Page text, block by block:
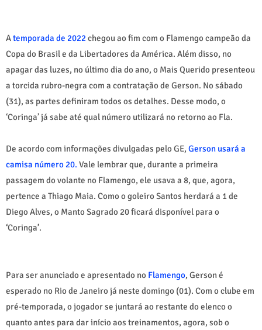
Atemporada de 2022 chegou ao fim com o Flamengo campeão da
Copa do Brasil e da Libertadores da América. Além disso, no
apagar das luzes, no último dia do ano, o Mais Querido presenteou
a torcida rubro-negra com a contratação de Gerson. No sábado
(31), as partes definiram todos os detalhes. Desse modo, o
‘Coringa’ já sabe até qual número utilizará no retorno ao Fla.
De acordo com informações divulgadas pelo GE, Gerson usará a
camisa número 20. Vale lembrar que, durante a primeira
passagem do volante no Flamengo, ele usava a 8, que, agora,
pertence a Thiago Maia. Como o goleiro Santos herdará a 1 de
Diego Alves, o Manto Sagrado 20 ficará disponível para o
‘Coringa’.
Para ser anunciado e apresentado no Flamengo, Gerson é
esperado no Rio de Janeiro já neste domingo (01). Com o clube em
pré-temporada, o jogador se juntará ao restante do elenco o
quanto antes para dar início aos treinamentos, agora, sob o